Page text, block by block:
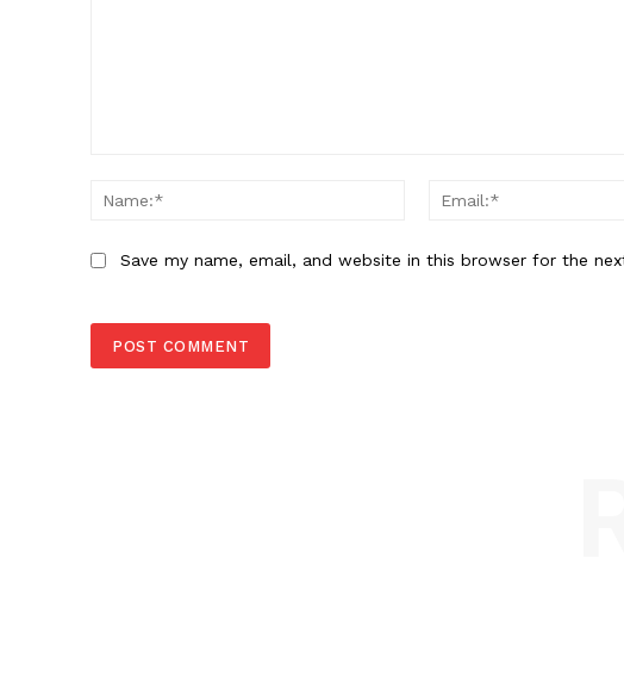
Name:*
Save my name, email, and website in this browser for the